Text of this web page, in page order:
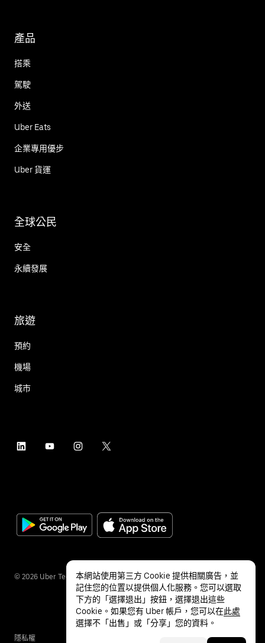
產品
搭乘
駕駛
外送
Uber Eats
企業專用優步
Uber 貨運
全球公民
安全
永續發展
旅遊
預約
機場
城市
© 2026 Uber Technologies Inc.
隱私權
本網站使用第三方 Cookie 提供相關廣告，並
記住您的位置以提供個人化服務。您可以選取
下方的「選擇退出」按鈕，選擇退出這些
Cookie。如果您有 Uber 帳戶，您可以在此處
選擇不「出售」或「分享」您的資料。